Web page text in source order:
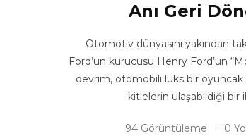
Anı Geri
Otomotiv dünyasını yakından
Ford’un kurucusu Henry Ford’un
devrim, otomobili lüks bir oyuncak
kitlelerin ulaşabildiği bir
94 Görüntüleme 0